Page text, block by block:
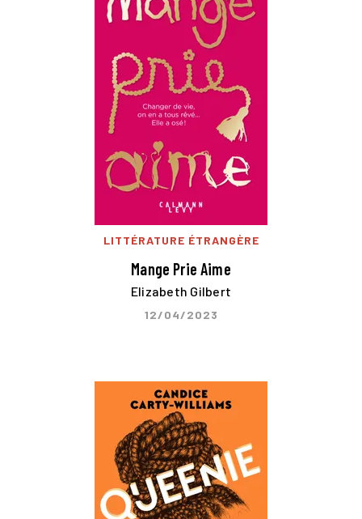
LITTÉRATURE ÉTRANGÈRE
Mange Prie Aime
Elizabeth Gilbert
12/04/2023